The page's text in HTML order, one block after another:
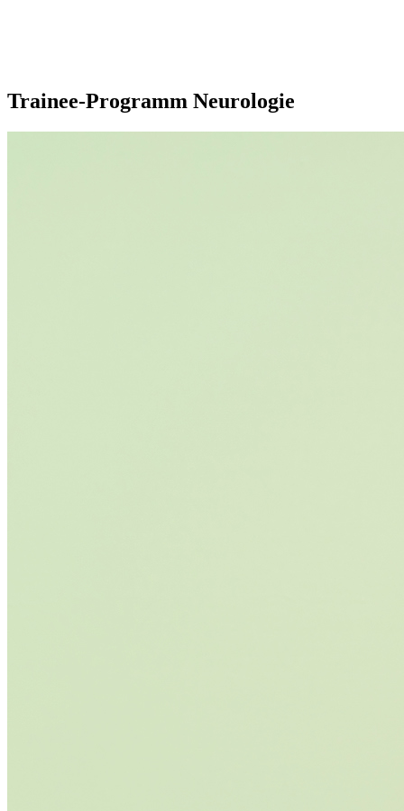
Trainee-Programm Neurologie